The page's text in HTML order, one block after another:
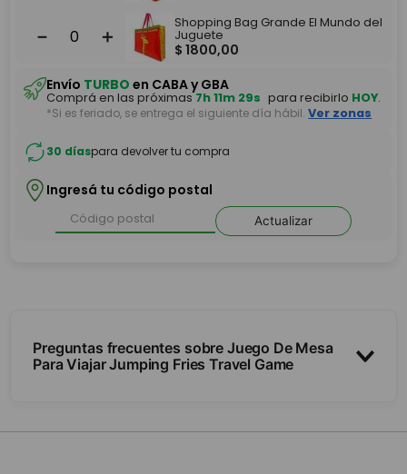
＋
－
Shopping Bag Grande El Mundo del
Juguete
$ 1800,00
Envío TURBO en CABA y GBA
Comprá en las próximas7h 11m 29s para recibirlo HOY.
*Si es feriado, se entrega el siguiente día hábil. Ver zonas
30 díaspara devolver tu compra
Ingresá tu código postal
Actualizar
Preguntas frecuentes sobre Juego De Mesa
Para Viajar Jumping Fries Travel Game